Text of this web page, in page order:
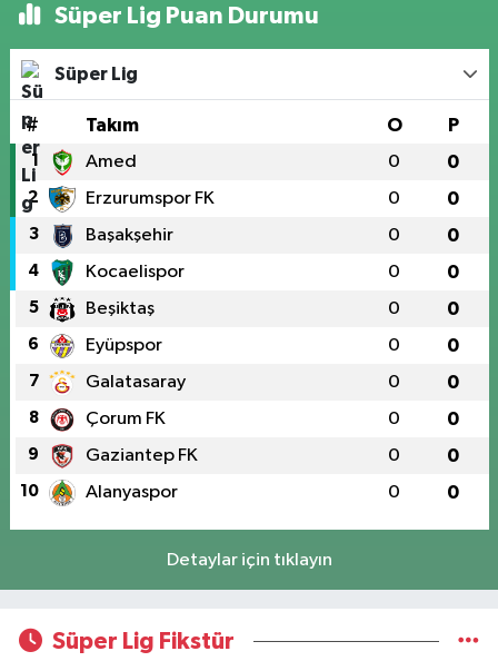
Süper Lig Puan Durumu
Süper Lig
# Takım O P
1 Amed 0 0
2 Erzurumspor FK 0 0
3 Başakşehir 0 0
4 Kocaelispor 0 0
5 Beşiktaş 0 0
6 Eyüpspor 0 0
7 Galatasaray 0 0
8 Çorum FK 0 0
9 Gaziantep FK 0 0
10 Alanyaspor 0 0
Detaylar için tıklayın
Süper Lig Fikstür